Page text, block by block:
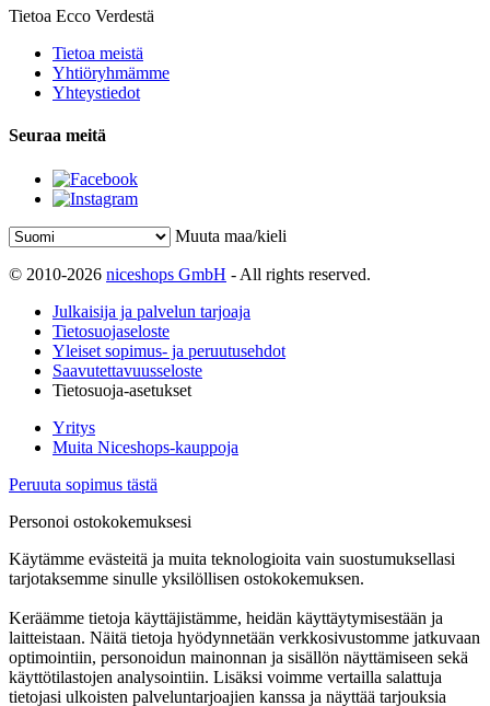
Tietoa Ecco Verdestä
Tietoa meistä
Yhtiöryhmämme
Yhteystiedot
Seuraa meitä
Muuta maa/kieli
© 2010-2026 niceshops GmbH - All rights reserved.
Julkaisija ja palvelun tarjoaja
Tietosuojaseloste
Yleiset sopimus- ja peruutusehdot
Saavutettavuusseloste
Tietosuoja-asetukset
Yritys
Muita Niceshops-kauppoja
Peruuta sopimus tästä
Personoi ostokokemuksesi
Käytämme evästeitä ja muita teknologioita vain suostumuksellasi
tarjotaksemme sinulle yksilöllisen ostokokemuksen.
Keräämme tietoja käyttäjistämme, heidän käyttäytymisestään ja
laitteistaan. Näitä tietoja hyödynnetään verkkosivustomme jatkuvaan
optimointiin, personoidun mainonnan ja sisällön näyttämiseen sekä
käyttötilastojen analysointiin. Lisäksi voimme vertailla salattuja
tietojasi ulkoisten palveluntarjoajien kanssa ja näyttää tarjouksia